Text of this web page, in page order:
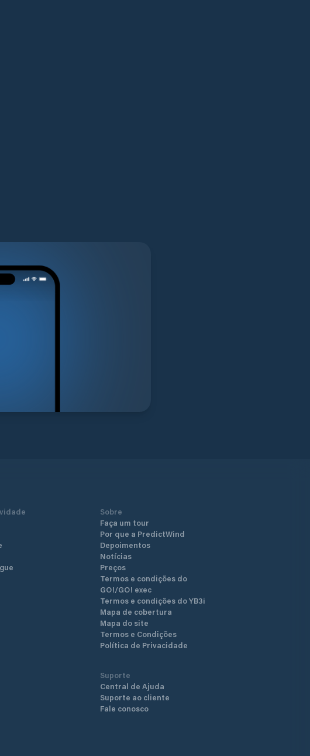
Sobre
Faça um tour
Por que a PredictWind
Depoimentos
Notícias
Preços
Termos e condições do
GO!/GO! exec
Termos e condições do YB3i
Mapa de cobertura
Mapa do site
Termos e Condições
Política de Privacidade
Suporte
Central de Ajuda
Suporte ao cliente
Fale conosco